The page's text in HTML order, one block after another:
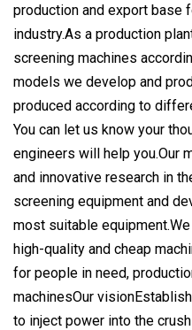
production and export base
industry.As a production
screening machines
models we develop and
produced according to
You can let us know your
engineers will help you.Our
and innovative research in
screening equipment and
most suitable
high-quality and cheap
for people in need,
machinesOur
to inject power into the